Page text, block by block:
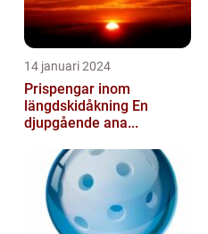
14 januari 2024
Prispengar inom
längdskidåkning En
djupgående ana...